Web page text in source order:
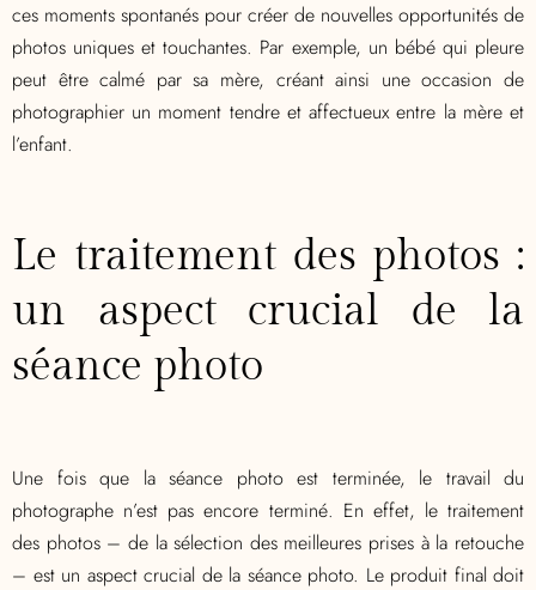
ces moments spontanés pour créer de nouvelles opportunités de
photos uniques et touchantes. Par exemple, un bébé qui pleure
peut être calmé par sa mère, créant ainsi une occasion de
photographier un moment tendre et affectueux entre la mère et
l’enfant.
Le traitement des photos :
un aspect crucial de la
séance photo
Une fois que la séance photo est terminée, le travail du
photographe n’est pas encore terminé. En effet, le traitement
des photos – de la sélection des meilleures prises à la retouche
– est un aspect crucial de la séance photo. Le produit final doit